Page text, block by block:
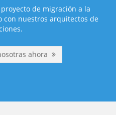
de migración a la
con nuestros arquitectos de
ahora